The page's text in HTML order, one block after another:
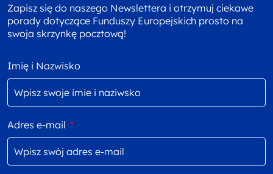
Zapisz się do naszego Newslettera i otrzymuj ciekawe
porady dotyczące Funduszy Europejskich prosto na
swoja skrzynkę pocztową!
Imię i Nazwisko
Adres e-mail *